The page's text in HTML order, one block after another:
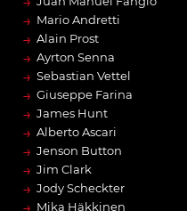
→ Mario Andretti
→ Alain Prost
→ Ayrton Senna
→ Sebastian Vettel
→ Giuseppe Farina
→ James Hunt
→ Alberto Ascari
→ Jenson Button
→ Jim Clark
→ Jody Scheckter
Mika Häkkinen